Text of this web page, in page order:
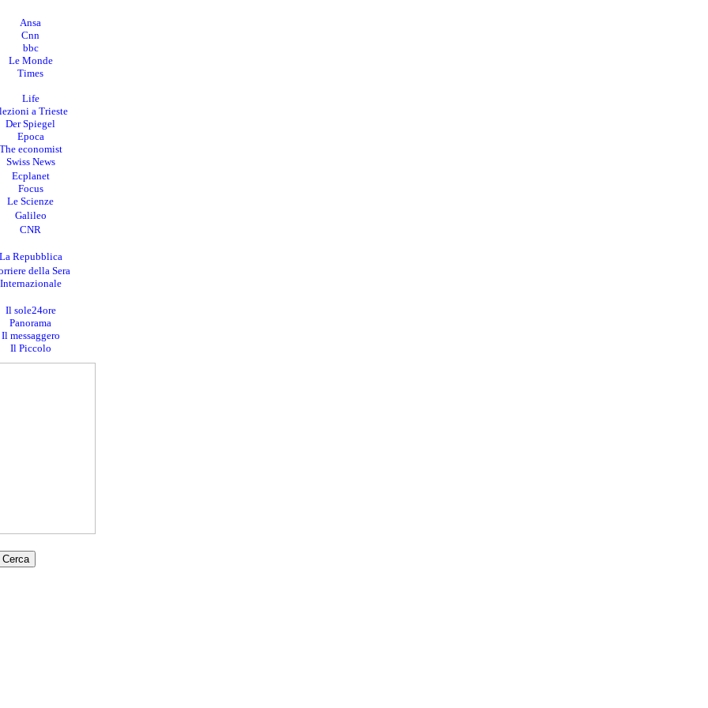
Ansa
Cnn
bbc
Le Monde
Times
Life
a Trieste
Der Spiegel
Epoca
economist
Swiss News
Ecplanet
Focus
Le Scienze
Galileo
CNR
Repubblica
della Sera
Internazionale
Il sole24ore
Panorama
Il messaggero
Il Piccolo